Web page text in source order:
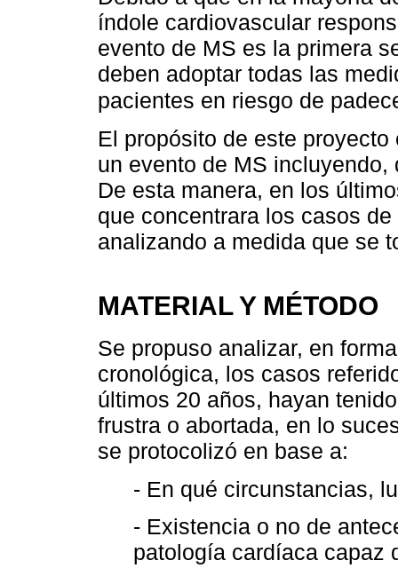
índole cardiovascular
evento de MS es la primera
deben adoptar todas las
pacientes en riesgo de
El propósito de este
un evento de MS
De esta manera, en los
que concentrara los casos
analizando a medida que se
MATERIAL Y MÉTODO
Se propuso analizar, en
cronológica, los casos
últimos 20 años, hayan
frustra o abortada, en lo
se protocolizó en base a:
- En qué circunstancias,
- Existencia o no de
patología cardíaca capaz